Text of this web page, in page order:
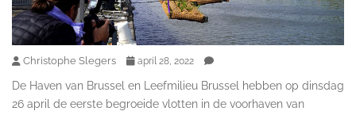
Christophe Slegers april 28, 2022
De Haven van Brussel en Leefmilieu Brussel hebben op dinsdag
26 april de eerste begroeide vlotten in de voorhaven van